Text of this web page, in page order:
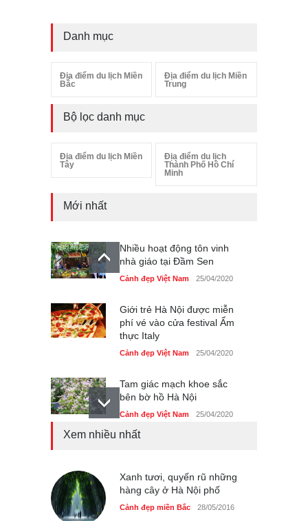
Danh mục
Địa điểm du lịch Miền
Bắc
Địa điểm du lịch Miền
Trung
Bộ lọc danh mục
Địa điểm du lịch Miền
Tây
Địa điểm du lịch
Thành Phố Hồ Chí
Minh
Mới nhất
Nhiều hoạt động tôn vinh
nhà giáo tại Đầm Sen
Cảnh đẹp Việt Nam 25/04/2020
Giới trẻ Hà Nội được miễn
phí vé vào cửa festival Ẩm
thực Italy
Cảnh đẹp Việt Nam 25/04/2020
Tam giác mạch khoe sắc
bên bờ hồ Hà Nội
Cảnh đẹp Việt Nam 25/04/2020
Cảnh đẹp Việt Nam 24/04/2020
Những món ăn đồng quê
Xem nhiều nhất
Xanh tươi, quyến rũ những
hàng cây ở Hà Nội phố
Cảnh đẹp miền Bắc 28/05/2016